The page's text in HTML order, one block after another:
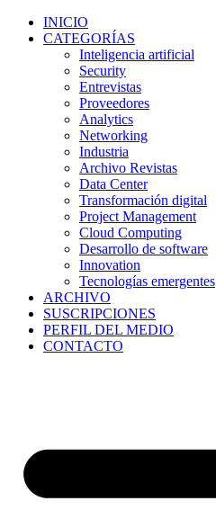
INICIO
CATEGORÍAS
Inteligencia artificial
Security
Entrevistas
Proveedores
Analytics
Networking
Industria
Archivo Revistas
Data Center
Transformación digital
Project Management
Cloud Computing
Desarrollo de software
Innovation
Tecnologías emergentes
ARCHIVO
SUSCRIPCIONES
PERFIL DEL MEDIO
CONTACTO